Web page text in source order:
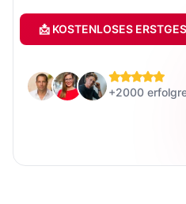
📩 KOSTENLOSES
+2000